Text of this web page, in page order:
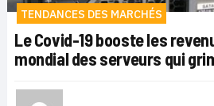
TENDANCES DES MARCHÉS
Le Covid-19 booste les
mondial des serveurs qui